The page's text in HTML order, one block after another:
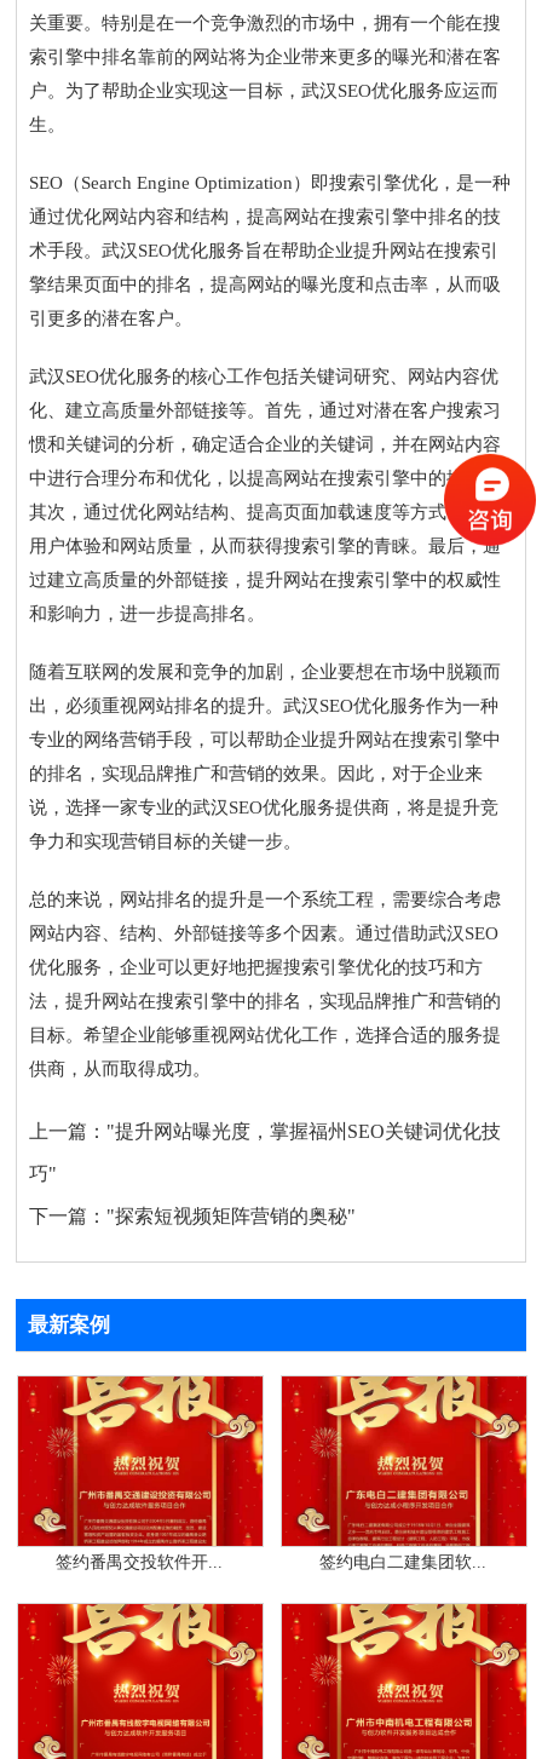
关重要。特别是在一个竞争激烈的市场中，拥有一个能在搜
索引擎中排名靠前的网站将为企业带来更多的曝光和潜在客
户。为了帮助企业实现这一目标，武汉SEO优化服务应运而
生。
SEO（Search Engine Optimization）即搜索引擎优化，是一种
通过优化网站内容和结构，提高网站在搜索引擎中排名的技
术手段。武汉SEO优化服务旨在帮助企业提升网站在搜索引
擎结果页面中的排名，提高网站的曝光度和点击率，从而吸
引更多的潜在客户。
武汉SEO优化服务的核心工作包括关键词研究、网站内容优
化、建立高质量外部链接等。首先，通过对潜在客户搜索习
惯和关键词的分析，确定适合企业的关键词，并在网站内容
中进行合理分布和优化，以提高网站在搜索引擎中的排名。
其次，通过优化网站结构、提高页面加载速度等方式，提升
用户体验和网站质量，从而获得搜索引擎的青睐。最后，通
过建立高质量的外部链接，提升网站在搜索引擎中的权威性
和影响力，进一步提高排名。
随着互联网的发展和竞争的加剧，企业要想在市场中脱颖而
出，必须重视网站排名的提升。武汉SEO优化服务作为一种
专业的网络营销手段，可以帮助企业提升网站在搜索引擎中
的排名，实现品牌推广和营销的效果。因此，对于企业来
说，选择一家专业的武汉SEO优化服务提供商，将是提升竞
争力和实现营销目标的关键一步。
总的来说，网站排名的提升是一个系统工程，需要综合考虑
网站内容、结构、外部链接等多个因素。通过借助武汉SEO
优化服务，企业可以更好地把握搜索引擎优化的技巧和方
法，提升网站在搜索引擎中的排名，实现品牌推广和营销的
目标。希望企业能够重视网站优化工作，选择合适的服务提
供商，从而取得成功。
上一篇： "提升网站曝光度，掌握福州SEO关键词优化技
巧"
下一篇： "探索短视频矩阵营销的奥秘"
最新案例
签约番禺交投软件开... 签约电白二建集团软...